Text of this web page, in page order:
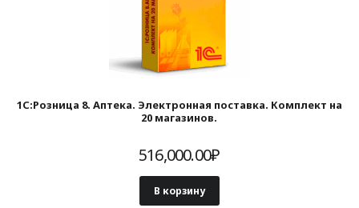
1С:Розница 8. Аптека. Электронная поставка. Комплект на
20 магазинов.
516,000.00₽
В корзину